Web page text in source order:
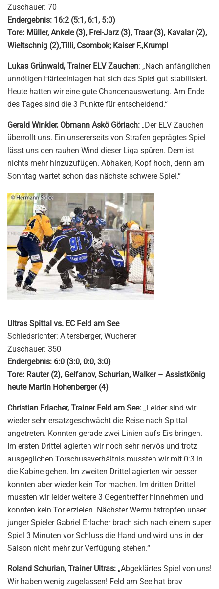
Zuschauer: 70
Endergebnis: 16:2 (5:1, 6:1, 5:0)
Tore: Müller, Ankele (3), Frei-Jarz (3), Traar (3), Kavalar (2),
Wieltschnig (2),Tilli, Csombok; Kaiser F.,Krumpl
Lukas Grünwald, Trainer ELV Zauchen: „Nach anfänglichen
unnötigen Härteeinlagen hat sich das Spiel gut stabilisiert.
Heute hatten wir eine gute Chancenauswertung. Am Ende
des Tages sind die 3 Punkte für entscheidend.“
Gerald Winkler, Obmann Askö Göriach: „Der ELV Zauchen
überrollt uns. Ein unsererseits von Strafen geprägtes Spiel
lässt uns den rauhen Wind dieser Liga spüren. Dem ist
nichts mehr hinzuzufügen. Abhaken, Kopf hoch, denn am
Sonntag wartet schon das nächste schwere Spiel.“
Ultras Spittal vs. EC Feld am See
Schiedsrichter: Altersberger, Wucherer
Zuschauer: 350
Endergebnis: 6:0 (3:0, 0:0, 3:0)
Tore: Rauter (2), Gelfanov, Schurian, Walker – Assistkönig
heute Martin Hohenberger (4)
Christian Erlacher, Trainer Feld am See: „Leider sind wir
wieder sehr ersatzgeschwächt die Reise nach Spittal
angetreten. Konnten gerade zwei Linien aufs Eis bringen.
Im ersten Drittel agierten wir noch sehr nervös und trotz
ausgeglichen Torschussverhältnis mussten wir mit 0:3 in
die Kabine gehen. Im zweiten Drittel agierten wir besser
konnten aber wieder kein Tor machen. Im dritten Drittel
mussten wir leider weitere 3 Gegentreffer hinnehmen und
konnten kein Tor erzielen. Nächster Wermutstropfen unser
junger Spieler Gabriel Erlacher brach sich nach einem super
Spiel 3 Minuten vor Schluss die Hand und wird uns in der
Saison nicht mehr zur Verfügung stehen.“
Roland Schurian, Trainer Ultras: „Abgeklärtes Spiel von uns!
Wir haben wenig zugelassen! Feld am See hat brav